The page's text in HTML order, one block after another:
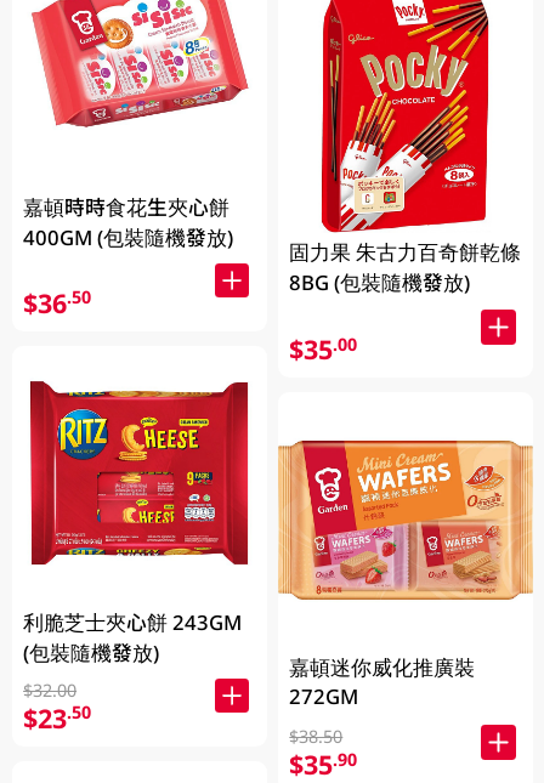
嘉頓時時食花生夾心餅
400GM (包裝隨機發放)
$36.50
利脆芝士夾心餅 243GM
(包裝隨機發放)
$32.00
$23.50
固力果 朱古力百奇餅乾條
8BG (包裝隨機發放)
$35.00
嘉頓迷你威化推廣裝
272GM
$38.50
$35.90